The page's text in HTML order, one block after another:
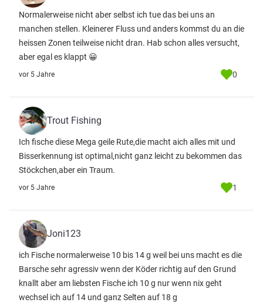
Normalerweise nicht aber selbst ich tue das bei uns an
manchen stellen. Kleinerer Fluss und anders kommst du an die
heissen Zonen teilweise nicht dran. Hab schon alles versucht,
aber egal es klappt 😀
vor 5 Jahre 0
Trout Fishing
Ich fische diese Mega geile Rute,die macht aich alles mit und
Bisserkennung ist optimal,nicht ganz leicht zu bekommen das
Stöckchen,aber ein Traum.
vor 5 Jahre 1
Joni123
ich Fische normalerweise 10 bis 14 g weil bei uns macht es die
Barsche sehr agressiv wenn der Köder richtig auf den Grund
knallt aber am liebsten Fische ich 10 g nur wenn nix geht
wechsel ich auf 14 und ganz Selten auf 18 g